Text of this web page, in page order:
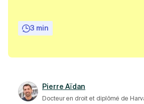
3 min
Pierre Aïdan
Docteur en droit et diplômé de